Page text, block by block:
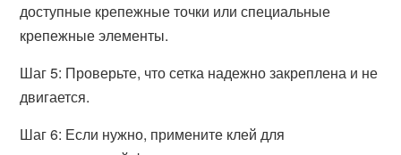
доступные крепежные точки или специальные
крепежные элементы.
Шаг 5: Проверьте, что сетка надежно закреплена и не
двигается.
Шаг 6: Если нужно, примените клей для